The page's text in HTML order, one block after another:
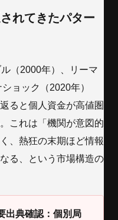
れてきたパター
（2000年）、リーマ
ョック（2020年）
ると個人資金が高値圏
これは「機関が意図的
、熱狂の末期ほど情報
る、という市場構造の
出典確認：個別局